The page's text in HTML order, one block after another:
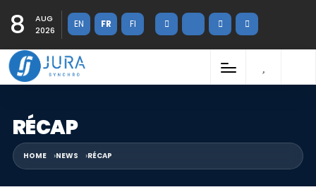
8
AUG
2026
EN FR FI
RÉCAP
HOME NEWS RÉCAP